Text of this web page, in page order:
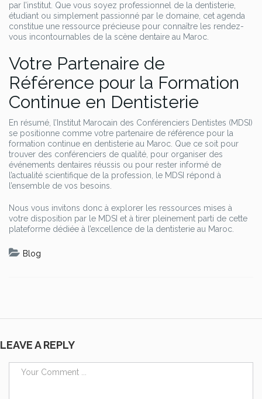
par l’institut. Que vous soyez professionnel de la dentisterie,
étudiant ou simplement passionné par le domaine, cet agenda
constitue une ressource précieuse pour connaître les rendez-
vous incontournables de la scène dentaire au Maroc.
Votre Partenaire de
Référence pour la Formation
Continue en Dentisterie
En résumé, l’Institut Marocain des Conférenciers Dentistes (MDSI)
se positionne comme votre partenaire de référence pour la
formation continue en dentisterie au Maroc. Que ce soit pour
trouver des conférenciers de qualité, pour organiser des
événements dentaires réussis ou pour rester informé de
l’actualité scientifique de la profession, le MDSI répond à
l’ensemble de vos besoins.
Nous vous invitons donc à explorer les ressources mises à
votre disposition par le MDSI et à tirer pleinement parti de cette
plateforme dédiée à l’excellence de la dentisterie au Maroc.
Blog
LEAVE A REPLY